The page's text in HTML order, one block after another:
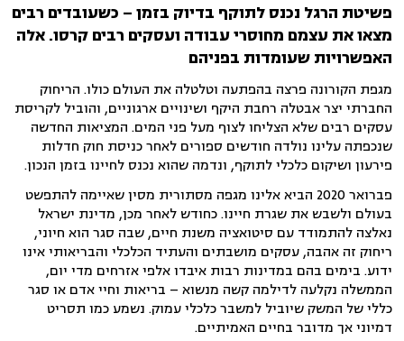
פשיטת הרגל נכנס לתוקף בדיוק בזמן – כשעובדים רבים
מצאו את עצמם מחוסרי עבודה ועסקים רבים קרסו. אלה
האפשרויות שעומדות בפניהם
מגפת הקורונה פרצה בהפתעה וטלטלה את העולם כולו. הריחוק
החברתי יצר אבטלה רחבת היקף ושינויים ארגוניים, והוביל לקריסת
עסקים רבים שלא הצליחו לצוף מעל פני המים. המציאות החדשה
שנכפתה עלינו נולדה חודשים ספורים לאחר כניסת חוק חדלות
פירעון ושיקום כלכלי לתוקף, ונדמה שהוא נכנס לחיינו בזמן הנכון.
פברואר 2020 הביא אלינו מגפה מסתורית מסין שאיימה להתפשט
בעולם ולשבש את שגרת חיינו. כחודש לאחר מכן, מדינת ישראל
נאלצה להתמודד עם סיטואציה משנת חיים, שבה סגר הוא חיוני,
ריחוק זה אהבה, עסקים מושבתים והעתיד הכלכלי והבריאותי אינו
ידוע. בימים בהם במדינות רבות איבדו אלפי אזרחים מדי יום,
הממשלה נקלעה לדילמה קשה מנשוא – בריאות וחיי אדם או סגר
כללי של המשק שיוביל למשבר כלכלי עמוק. נשמע כמו תסריט
דמיוני אך מדובר בחיים האמיתיים.